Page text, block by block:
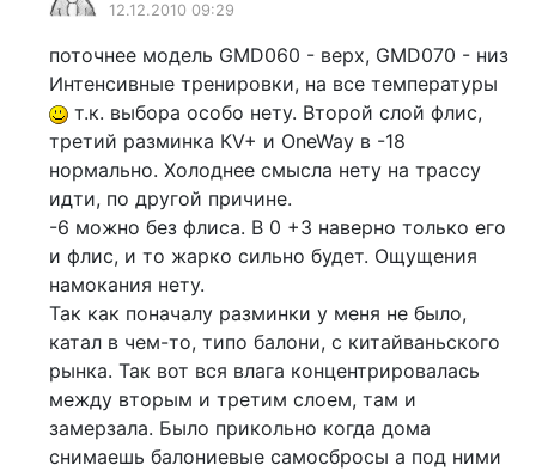
12.12.2010 09:29
поточнее модель GMD060 - верх, GMD070 - низ
Интенсивные тренировки, на все температуры
т.к. выбора особо нету. Второй слой флис,
третий разминка КV+ и OneWay в -18
нормально. Холоднее смысла нету на трассу
идти, по другой причине.
-6 можно без флиса. В 0 +3 наверно только его
и флис, и то жарко сильно будет. Ощущения
намокания нету.
Так как поначалу разминки у меня не было,
катал в чем-то, типо балони, с китайваньского
рынка. Так вот вся влага концентрировалась
между вторым и третим слоем, там и
замерзала. Было прикольно когда дома
снимаешь балониевые самосбросы а под ними